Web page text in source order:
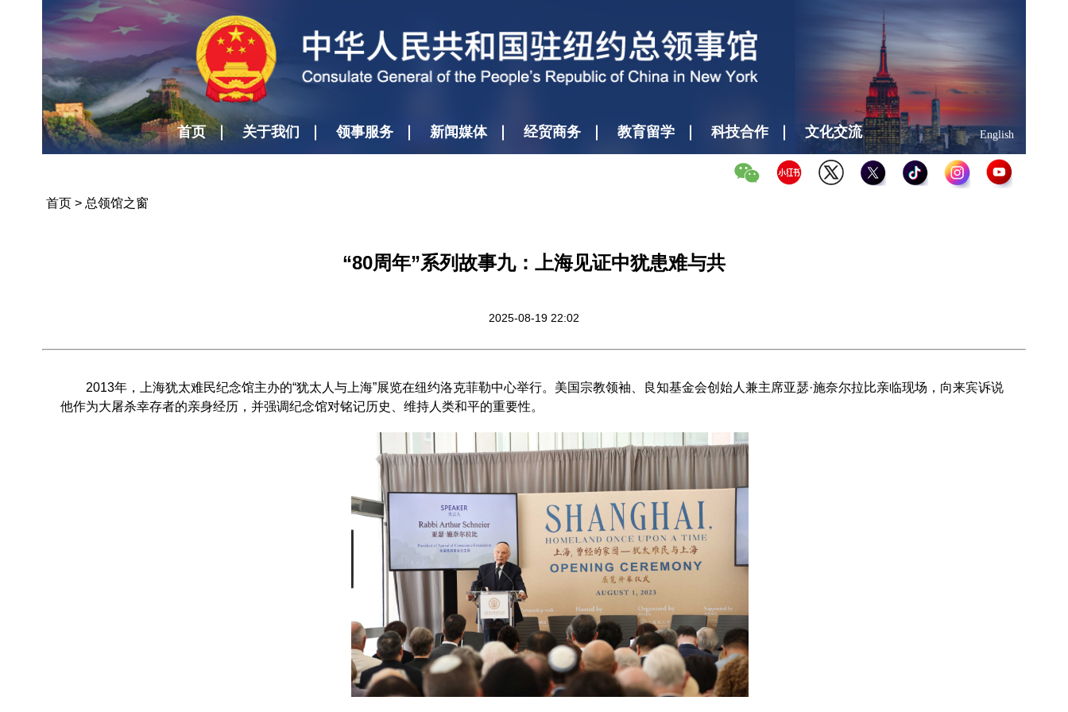
English
首页 关于我们 领事服务 新闻媒体 经贸商务 教育留学 科技合作 文化交流
首页 > 总领馆之窗
“80周年”系列故事九：上海见证中犹患难与共
2025-08-19 22:02
2013年，上海犹太难民纪念馆主办的“犹太人与上海”展览在纽约洛克菲勒中心举行。美国宗教领袖、良知基金会创始人兼主席亚瑟·施奈尔拉比亲临现场，向来宾诉说
他作为大屠杀幸存者的亲身经历，并强调纪念馆对铭记历史、维持人类和平的重要性。